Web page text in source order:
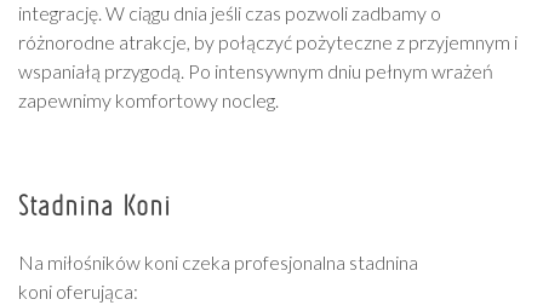
integrację. W ciągu dnia jeśli czas pozwoli zadbamy o
różnorodne atrakcje, by połączyć pożyteczne z przyjemnym i
wspaniałą przygodą. Po intensywnym dniu pełnym wrażeń
zapewnimy komfortowy nocleg.
Stadnina Koni
Na miłośników koni czeka profesjonalna stadnina
koni oferująca: